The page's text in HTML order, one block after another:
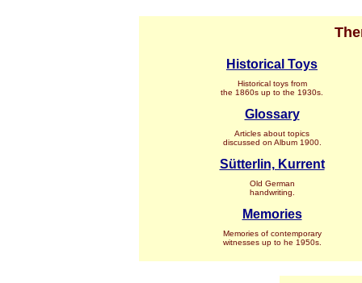
Historical Toys
Historical toys from
the 1860s up to the 1930s.
Glossary
Articles about topics
discussed on Album 1900.
Sütterlin, Kurrent
Old German
handwriting.
Memories
Memories of contemporary
witnesses up to he 1950s.